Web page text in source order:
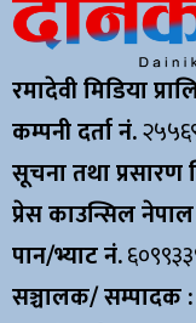
रमादेवी मिडिया
कम्पनी दर्ता नं.
सूचना तथा प्रसारण
प्रेस काउन्सिल
पान/भ्याट नं.
सञ्चालक/ सम्पादक :